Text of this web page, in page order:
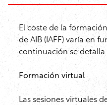
El coste de la
de AIB (IAFF) varía en
continuación se detalla
Formación virtual
Las sesiones virtuales